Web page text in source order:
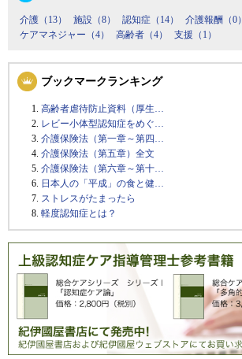
介護（13） 施設（8） 認知症（14）
介護報酬（0）
ケアマネジャー（4）
高齢者（4） 支援（1）
ブックマークランキング
高齢者虐待防止資料（厚生…
レビー小体型認知症をめぐ…
介護保険法（第一章～第四…
介護保険法（第五章）全文
介護保険法（第六章～第十…
日本人の「平成」の食と健…
ストレスがたまったら
軽度認知症とは？